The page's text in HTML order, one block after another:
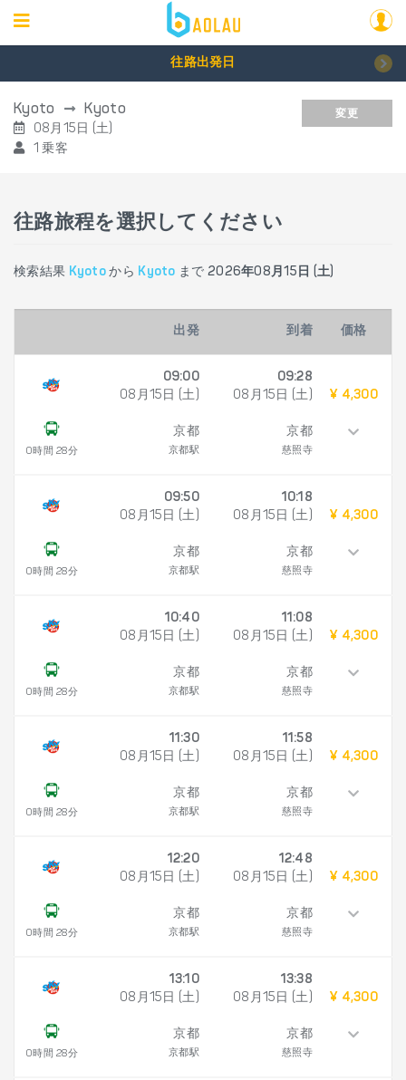
往路出発日
Kyoto Kyoto
08月15日 (土)
1 乗客
変更
往路旅程を選択してください
検索結果 Kyoto から Kyoto まで 2026年08月15日 (土)
出発 到着 価格
0時間 28分
09:00
08月15日 (土)
京都
京都駅
09:28
08月15日 (土)
京都
慈照寺
¥ 4,300
0時間 28分
09:50
08月15日 (土)
京都
京都駅
10:18
08月15日 (土)
京都
慈照寺
¥ 4,300
0時間 28分
10:40
08月15日 (土)
京都
京都駅
11:08
08月15日 (土)
京都
慈照寺
¥ 4,300
0時間 28分
11:30
08月15日 (土)
京都
京都駅
11:58
08月15日 (土)
京都
慈照寺
¥ 4,300
0時間 28分
12:20
08月15日 (土)
京都
京都駅
12:48
08月15日 (土)
京都
慈照寺
¥ 4,300
0時間 28分
13:10
08月15日 (土)
京都
京都駅
13:38
08月15日 (土)
京都
慈照寺
¥ 4,300